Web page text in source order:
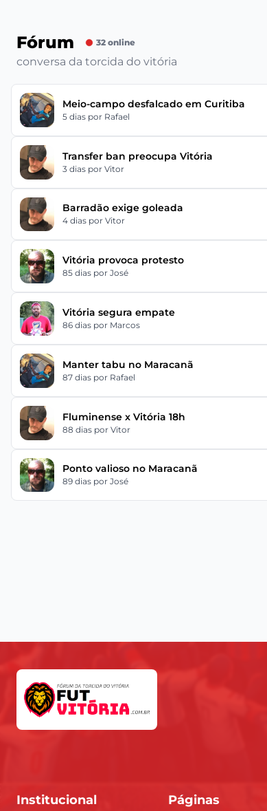
Fórum 32 online
conversa da torcida do vitória
Meio-campo desfalcado em Curitiba
5 dias por Rafael
Transfer ban preocupa Vitória
3 dias por Vitor
Barradão exige goleada
4 dias por Vitor
Vitória provoca protesto
85 dias por José
Vitória segura empate
86 dias por Marcos
Manter tabu no Maracanã
87 dias por Rafael
Fluminense x Vitória 18h
88 dias por Vitor
Ponto valioso no Maracanã
89 dias por José
Institucional Páginas